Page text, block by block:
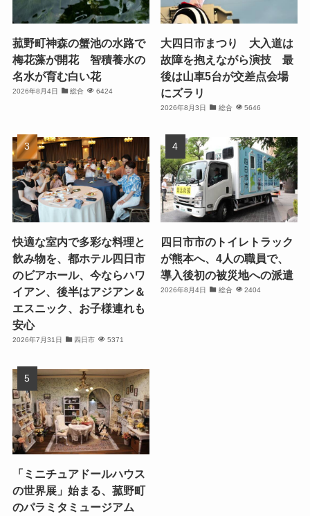
菰野町神森の蟹池の水路で
梅花藻が開花 智積養水の
名水が育む白い花
2026年8月4日 総合 6424
大四日市まつり 大入道は
故障を抱えながら演技 最
後は山車5台が交差点会場
にズラリ
2026年8月3日 総合 5646
快適な室内で多彩な料理と
飲み物を、都ホテル四日市
のビアホール、今ならハワ
イアン、後半はアジアン＆
エスニック、お子様連れも
安心
2026年7月31日 四日市 5371
四日市市のトイレトラック
が熊本へ、4人の職員で、
導入後初の被災地への派遣
2026年8月4日 総合 2404
「ミニチュアドールハウス
の世界展」始まる、菰野町
のパラミタミュージアム